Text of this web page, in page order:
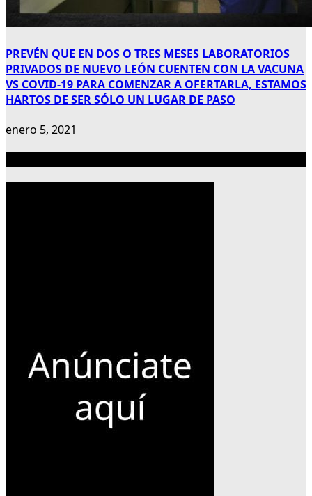
PREVÉN QUE EN DOS O TRES MESES LABORATORIOS
PRIVADOS DE NUEVO LEÓN CUENTEN CON LA VACUNA
VS COVID-19 PARA COMENZAR A OFERTARLA, ESTAMOS
HARTOS DE SER SÓLO UN LUGAR DE PASO
enero 5, 2021